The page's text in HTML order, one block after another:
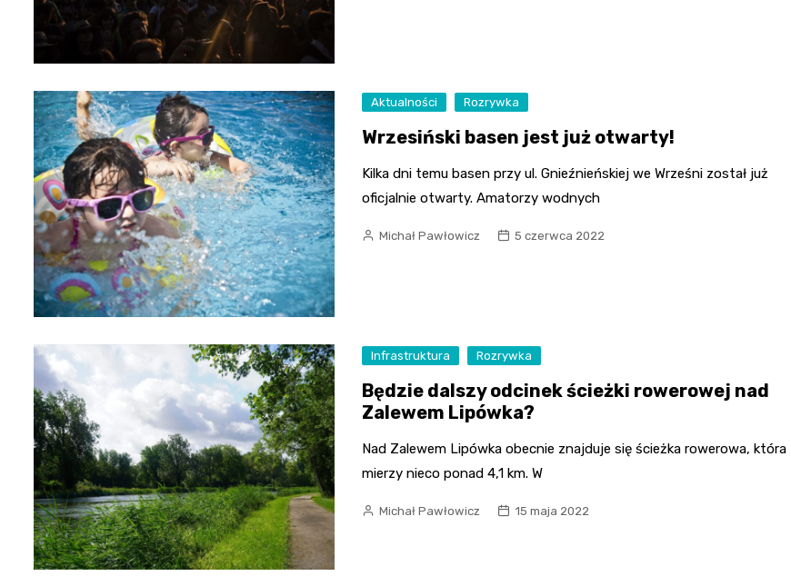
Aktualności Rozrywka
Wrzesiński basen jest już otwarty!
Kilka dni temu basen przy ul. Gnieźnieńskiej we Wrześni został już
oficjalnie otwarty. Amatorzy wodnych
Michał Pawłowicz 5 czerwca 2022
Infrastruktura Rozrywka
Będzie dalszy odcinek ścieżki rowerowej nad
Zalewem Lipówka?
Nad Zalewem Lipówka obecnie znajduje się ścieżka rowerowa, która
mierzy nieco ponad 4,1 km. W
Michał Pawłowicz 15 maja 2022